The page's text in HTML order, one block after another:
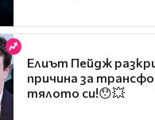
Елиът Пейдж
причина за
тялото си!😯💥